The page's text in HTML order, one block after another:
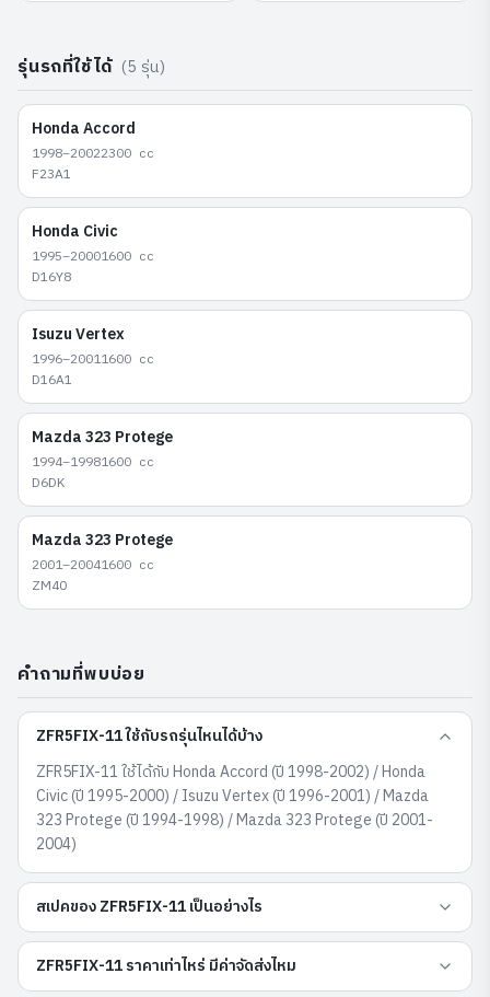
รุ่นรถที่ใช้ได้ (5 รุ่น)
HondaAccord
1998–20022300 cc
F23A1
Honda Civic
1995–20001600 cc
D16Y8
IsuzuVertex
1996–20011600 cc
D16A1
Mazda323 Protege
1994–19981600 cc
D6DK
Mazda323 Protege
2001–20041600 cc
ZM40
คำถามที่พบบ่อย
ZFR5FIX-11 ใช้กับรถรุ่นไหนได้บ้าง
ZFR5FIX-11 ใช้ได้กับ Honda Accord (ปี 1998-2002) / Honda
Civic (ปี 1995-2000) / Isuzu Vertex (ปี 1996-2001) / Mazda
323 Protege (ปี 1994-1998) / Mazda 323 Protege (ปี 2001-
2004)
สเปคของ ZFR5FIX-11 เป็นอย่างไร
ZFR5FIX-11 ราคาเท่าไหร่ มีค่าจัดส่งไหม